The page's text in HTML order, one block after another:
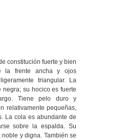
constitución fuerte y bien
la frente ancha y ojos
triangular. La
negra; su hocico es fuerte
Tiene pelo duro y
relativamente pequeñas,
La cola es abundante de
sobre la espalda. Su
y digna. También se